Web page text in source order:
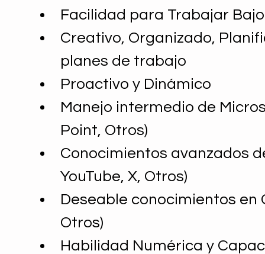
Facilidad para Trabajar
Creativo, Organizado,
planes de trabajo
Proactivo y Dinámico
Manejo intermedio de
Point, Otros)
Conocimientos avanzados
YouTube, X, Otros)
Deseable conocimientos
Otros)
Habilidad Numérica y